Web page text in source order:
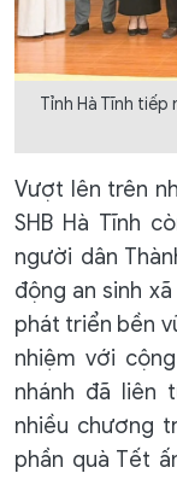
Tỉnh Hà Tĩnh tiếp
Vượt lên trên
SHB Hà Tĩnh
người dân
động an sinh
phát triển bền
nhiệm với
nhánh đã liên
nhiều chương
phần quà Tết